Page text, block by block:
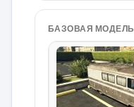
БАЗОВАЯ МОДЕЛЬ